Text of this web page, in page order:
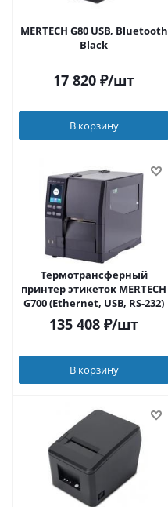
MERTECH G80 USB, Bluetooth
Black
17 820 ₽/шт
В корзину
Термотрансферный
принтер этикеток MERTECH
G700 (Ethernet, USB, RS-232)
135 408 ₽/шт
В корзину